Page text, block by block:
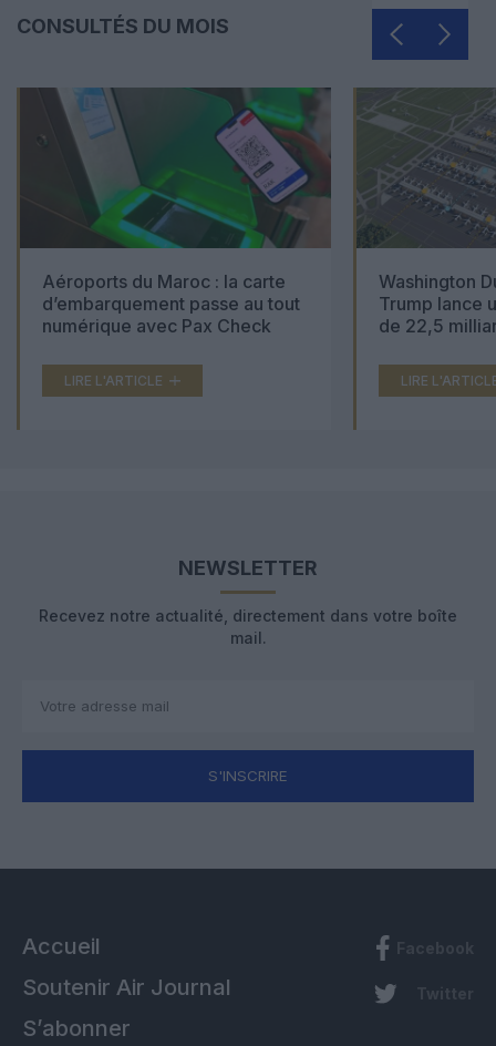
CONSULTÉS DU MOIS
Aéroports du Maroc : la carte
d’embarquement passe au tout
numérique avec Pax Check
LIRE L'ARTICLE
Washington
Trump lance
de 22,5
LIRE
NEWSLETTER
Recevez notre actualité, directement dans votre boîte
mail.
S'INSCRIRE
Accueil
Soutenir Air Journal
S’abonner